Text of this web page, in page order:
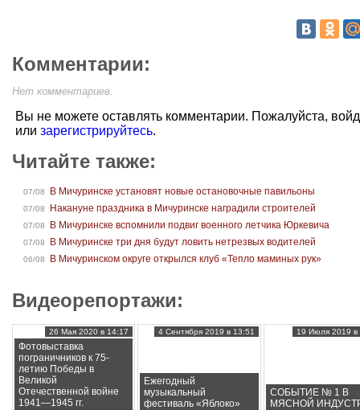
Комментарии:
Нет комментариев.
Вы не можете оставлять комментарии. Пожалуйста,
или зарегистрируйтесь.
Читайте также:
07/08 В Мичуринске установят новые остановочные павильоны
07/08 Накануне праздника в Мичуринске наградили строителей
07/08 В Мичуринске вспомнили подвиг военного летчика Юркевича
07/08 В Мичуринске три дня будут ловить нетрезвых водителей
06/08 В Мичуринском округе открылся клуб «Тепло маминых рук»
Видеорепортажи:
Фотовыставка
пограничников к 75-
летию Победы в
Великой
Отечественной войне
1941—1945 гг.
26 Мая 2020 в 14:17
Ежегодный
музыкальный
фестиваль «Яблоко»
4 Сентября 2019 в 13:51
СОБЫТИЕ № 1 В
МЯСНОЙ
19 Июля 2019 в